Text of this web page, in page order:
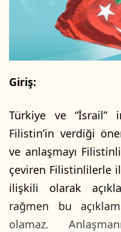
Giriş:
Türkiye ve “İsrail”
Filistin’in verdiği
ve anlaşmayı
çeviren Filistinlilerle
ilişkili olarak
rağmen bu
olamaz.